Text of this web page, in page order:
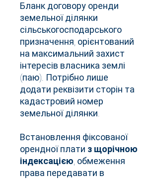
Бланк договору оренди
земельної ділянки
сільськогосподарського
призначення, орієнтований
на максимальний захист
інтересів власника землі
(паю). Потрібно лише
додати реквізити сторін та
кадастровий номер
земельної ділянки.
Встановлення фіксованої
орендної плати з щорічною
індексацією , обмеження
права передавати в